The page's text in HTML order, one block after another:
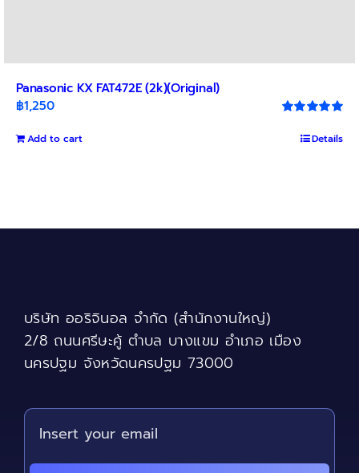
Panasonic KX FAT472E (2k)(Original)
out of 5
฿1,250
Add to cart Details
บริษัท ออริจินอล จำกัด (สำนักงานใหญ่)
2/8 ถนนศรีษะคู้ ตำบล บางแขม อำเภอ เมือง
นครปฐม จังหวัดนครปฐม 73000